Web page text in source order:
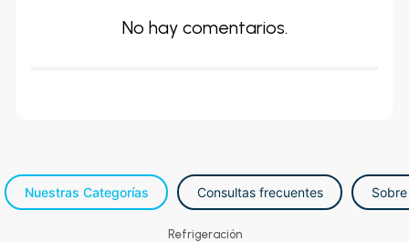
No hay comentarios.
RECOMENDADOS PARA TI